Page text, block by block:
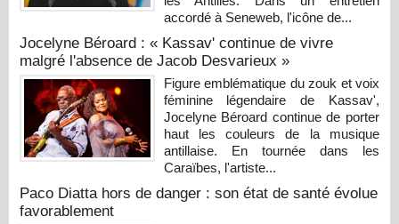
accordé à Seneweb, l'icône de...
Jocelyne Béroard : « Kassav' continue de vivre
malgré l'absence de Jacob Desvarieux »
Figure emblématique du zouk et voix
féminine légendaire de Kassav',
Jocelyne Béroard continue de porter
haut les couleurs de la musique
antillaise. En tournée dans les
Caraïbes, l'artiste...
Paco Diatta hors de danger : son état de santé évolue
favorablement